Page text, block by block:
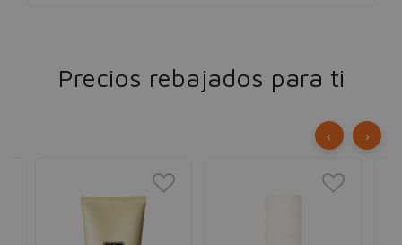
Precios rebajados para ti
‹ ›